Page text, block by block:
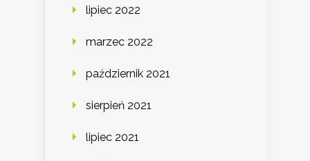
lipiec 2022
marzec 2022
październik 2021
sierpień 2021
lipiec 2021